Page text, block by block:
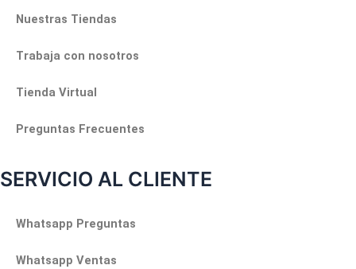
Nuestras Tiendas
Trabaja con nosotros
Tienda Virtual
Preguntas Frecuentes
SERVICIO AL CLIENTE
Whatsapp Preguntas
Whatsapp Ventas